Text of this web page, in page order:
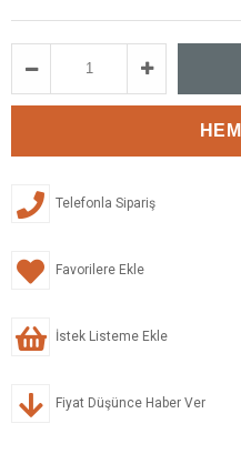
Telefonla Sipariş
Favorilere Ekle
İstek Listeme Ekle
Fiyat Düşünce Haber Ver